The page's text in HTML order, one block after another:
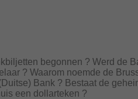
begonnen ? Werd de
? Waarom noemde de
Bank ? Bestaat de
een dollarteken ?